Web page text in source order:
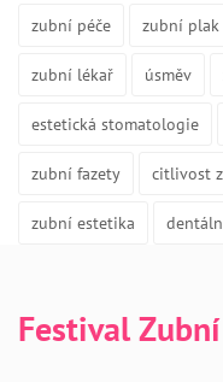
zubní péče zubní plak
zubní lékař úsměv
estetická stomatologie
zubní fazety citlivost
zubní estetika
Festival